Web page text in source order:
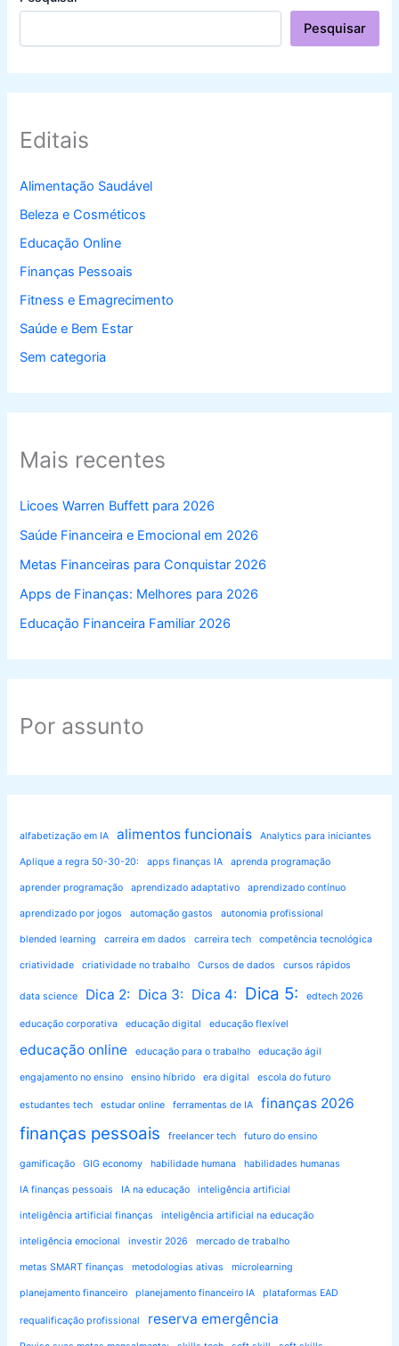
Pesquisar
Editais
Alimentação Saudável
Beleza e Cosméticos
Educação Online
Finanças Pessoais
Fitness e Emagrecimento
Saúde e Bem Estar
Sem categoria
Mais recentes
Licoes Warren Buffett para 2026
Saúde Financeira e Emocional em 2026
Metas Financeiras para Conquistar 2026
Apps de Finanças: Melhores para 2026
Educação Financeira Familiar 2026
Por assunto
alfabetização em IA alimentos funcionais Analytics para iniciantes
Aplique a regra 50-30-20: apps finanças IA aprenda programação
aprender programação aprendizado adaptativo aprendizado contínuo
aprendizado por jogos automação gastos autonomia profissional
blended learning carreira em dados carreira tech competência tecnológica
criatividade criatividade no trabalho Cursos de dados cursos rápidos
data science Dica 2: Dica 3: Dica 4: Dica 5: edtech 2026
educação corporativa educação digital educação flexível
educação online educação para o trabalho educação ágil
engajamento no ensino ensino híbrido era digital escola do futuro
estudantes tech estudar online ferramentas de IA finanças 2026
finanças pessoais freelancer tech futuro do ensino
gamificação GIG economy habilidade humana habilidades humanas
IA finanças pessoais IA na educação inteligência artificial
inteligência artificial finanças inteligência artificial na educação
inteligência emocional investir 2026 mercado de trabalho
metas SMART finanças metodologias ativas microlearning
planejamento financeiro planejamento financeiro IA plataformas EAD
requalificação profissional reserva emergência